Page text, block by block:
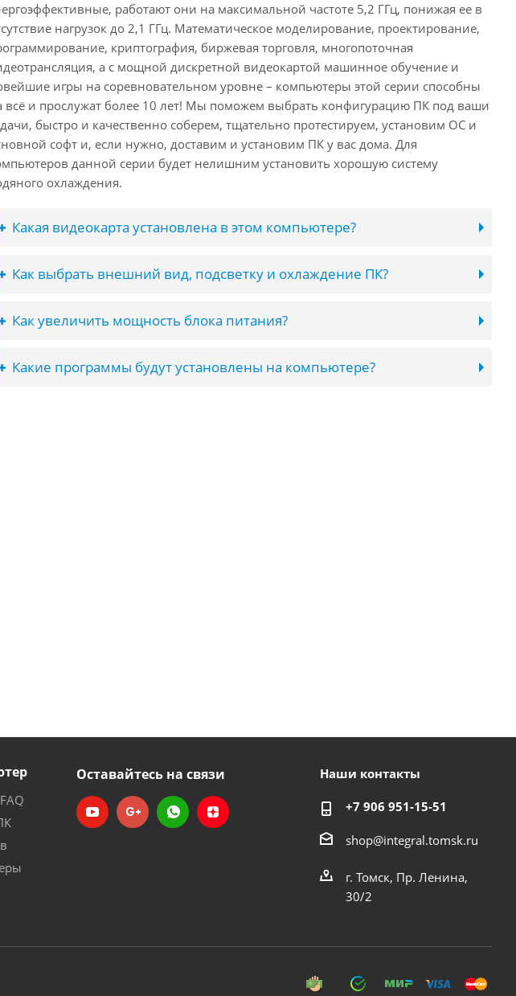
работают они на максимальной частоте 5,2 ГГц, понижая ее в
нагрузок до 2,1 ГГц. Математическое моделирование, проектирование,
криптография, биржевая торговля, многопоточная
а с мощной дискретной видеокартой машинное обучение и
игры на соревновательном уровне – компьютеры этой серии способны
всё и прослужат более 10 лет! Мы поможем выбрать конфигурацию ПК под ваши
быстро и качественно соберем, тщательно протестируем, установим ОС и
софт и, если нужно, доставим и установим ПК у вас дома. Для
данной серии будет нелишним установить хорошую систему
охлаждения.
Какая видеокарта установлена в этом компьютере?
Как выбрать внешний вид, подсветку и охлаждение ПК?
Как увеличить мощность блока питания?
Какие программы будут установлены на компьютере?
Оставайтесь на связи Наши контакты
+7 906 951-15-51
shop@integral.tomsk.ru
г. Томск, Пр. Ленина,
30/2